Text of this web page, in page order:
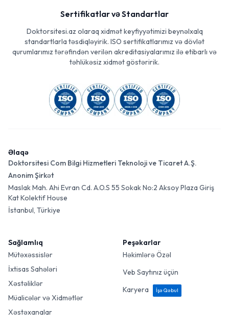
Sertifikatlar və Standartlar
Doktorsitesi.az olaraq xidmət keyfiyyətimizi beynəlxalq
standartlarla təsdiqləyirik. ISO sertifikatlarımız və dövlət
qurumlarımız tərəfindən verilən akreditasiyalarımız ilə etibarlı və
təhlükəsiz xidmət göstəririk.
Əlaqə
Doktorsitesi Com Bilgi Hizmetleri Teknoloji ve Ticaret A.Ş.
Anonim Şirkət
Maslak Mah. Ahi Evran Cd. A.O.S 55 Sokak No:2 Aksoy Plaza Giriş
Kat Kolektif House
İstanbul, Türkiye
Sağlamlıq
Mütəxəssislər
İxtisas Sahələri
Xəstəliklər
Müalicələr və Xidmətlər
Xəstəxanalar
Peşəkarlar
Həkimlərə Özəl
Veb Saytınız üçün
Karyera
İşə Qəbul